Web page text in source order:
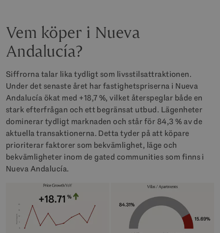
Vem köper i Nueva
Andalucía?
Siffrorna talar lika tydligt som livsstilsattraktionen.
Under det senaste året har fastighetspriserna i Nueva
Andalucía ökat med +18,7 %, vilket återspeglar både en
stark efterfrågan och ett begränsat utbud. Lägenheter
dominerar tydligt marknaden och står för 84,3 % av de
aktuella transaktionerna. Detta tyder på att köpare
prioriterar faktorer som bekvämlighet, läge och
bekvämligheter inom de gated communities som finns i
Nueva Andalucía.